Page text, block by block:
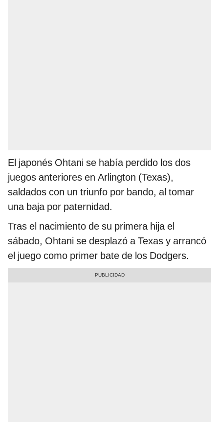
El japonés Ohtani se había perdido los dos
juegos anteriores en Arlington (Texas),
saldados con un triunfo por bando, al tomar
una baja por paternidad.
Tras el nacimiento de su primera hija el
sábado, Ohtani se desplazó a Texas y arrancó
el juego como primer bate de los Dodgers.